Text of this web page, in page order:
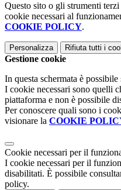
Questo sito o gli strumenti
cookie necessari al
COOKIE POLICY.
Personalizza Rifiuta tutti i
Gestione cookie
In questa schermata è
I cookie necessari sono quelli
piattaforma e non è possibile
Per conoscere quali sono i
visionare la COOKIE
Cookie necessari per il
I cookie necessari per il
disabilitati. È possibile
policy.